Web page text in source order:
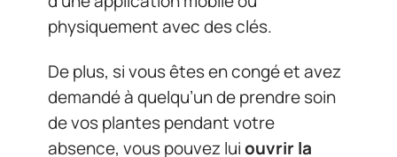
physiquement avec des clés.
De plus, si vous êtes en congé et avez
demandé à quelqu’un de prendre soin
de vos plantes pendant votre
absence, vous pouvez luiouvrir la